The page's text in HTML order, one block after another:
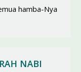
hamba-Nya
NABI